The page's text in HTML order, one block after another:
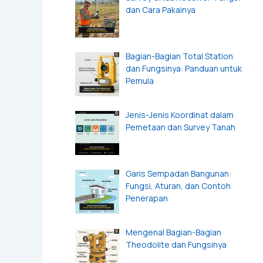
dan Cara Pakainya
Bagian-Bagian Total Station
dan Fungsinya: Panduan untuk
Pemula
Jenis-Jenis Koordinat dalam
Pemetaan dan Survey Tanah
Garis Sempadan Bangunan:
Fungsi, Aturan, dan Contoh
Penerapan
Mengenal Bagian-Bagian
Theodolite dan Fungsinya